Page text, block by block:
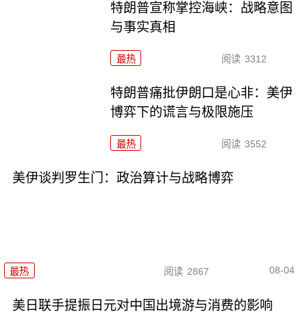
特朗普宣称掌控海峡：战略意图
与事实真相
最热 阅读 3312
特朗普痛批伊朗口是心非：美伊
博弈下的谎言与极限施压
最热 阅读 3552
美伊谈判罗生门：政治算计与战略博弈
最热 阅读 2867 08-04
美日联手提振日元对中国出境游与消费的影响